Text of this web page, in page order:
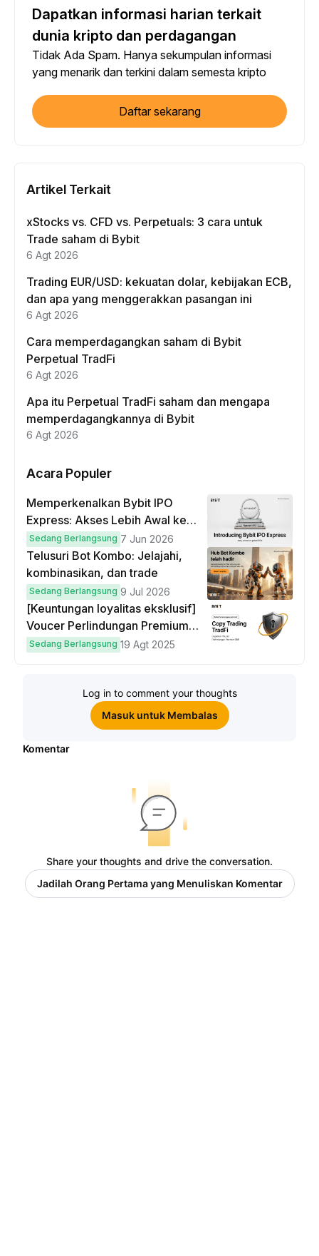
Dapatkan informasi harian terkait
dunia kripto dan perdagangan
Tidak Ada Spam. Hanya sekumpulan informasi
yang menarik dan terkini dalam semesta kripto
Daftar sekarang
Artikel Terkait
xStocks vs. CFD vs. Perpetuals: 3 cara untuk
Trade saham di Bybit
6 Agt 2026
Trading EUR/USD: kekuatan dolar, kebijakan ECB,
dan apa yang menggerakkan pasangan ini
6 Agt 2026
Cara memperdagangkan saham di Bybit
Perpetual TradFi
6 Agt 2026
Apa itu Perpetual TradFi saham dan mengapa
memperdagangkannya di Bybit
6 Agt 2026
Acara Populer
Memperkenalkan Bybit IPO
Express: Akses Lebih Awal ke
IPO Global!
Sedang Berlangsung 7 Jun 2026
Telusuri Bot Kombo: Jelajahi,
kombinasikan, dan trade
Sedang Berlangsung 9 Jul 2026
[Keuntungan loyalitas eksklusif]
Voucer Perlindungan Premium
hingga $50
Sedang Berlangsung 19 Agt 2025
Log in to comment your thoughts
Masuk untuk Membalas
Komentar
Share your thoughts and drive the conversation.
Jadilah Orang Pertama yang Menuliskan Komentar